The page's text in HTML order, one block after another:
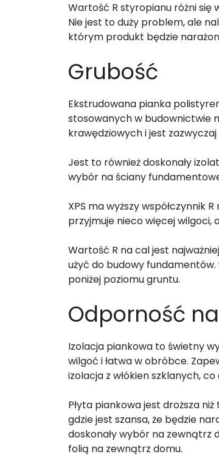
Wartość R styropianu różni się
Nie jest to duży problem, ale
którym produkt będzie
Grubość
Ekstrudowana pianka
stosowanych w budownictwie
krawędziowych i jest
Jest to również doskonały
wybór na ściany
XPS ma wyższy współczynnik
przyjmuje nieco więcej wilgoci,
Wartość R na cal jest
użyć do budowy
poniżej poziomu gruntu.
Odporność
Izolacja piankowa to świetny
wilgoć i łatwa w obróbce.
izolacja z włókien szklanych,
Płyta piankowa jest droższa
gdzie jest szansa, że będzie
doskonały wybór na
folią na zewnątrz domu.